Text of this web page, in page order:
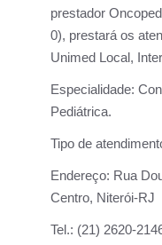
prestador
0), prestará os
Unimed Local,
Especialidade:
Pediátrica.
Tipo de
Endereço: Rua
Centro, Niterói-RJ
Tel.: (21) 2620-